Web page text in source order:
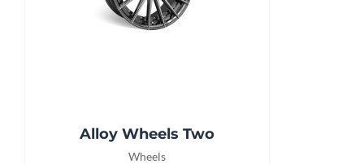
Alloy Wheels Two
Wheels